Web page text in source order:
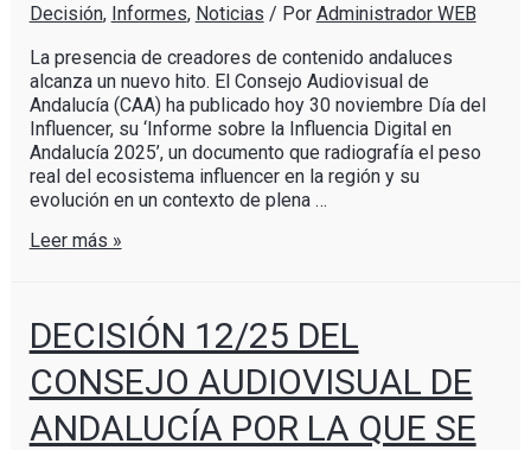
Decisión, Informes, Noticias / Por Administrador WEB
La presencia de creadores de contenido andaluces
alcanza un nuevo hito. El Consejo Audiovisual de
Andalucía (CAA) ha publicado hoy 30 noviembre Día del
Influencer, su ‘Informe sobre la Influencia Digital en
Andalucía 2025’, un documento que radiografía el peso
real del ecosistema influencer en la región y su
evolución en un contexto de plena …
Leer más »
DECISIÓN 12/25 DEL
CONSEJO AUDIOVISUAL DE
ANDALUCÍA POR LA QUE SE